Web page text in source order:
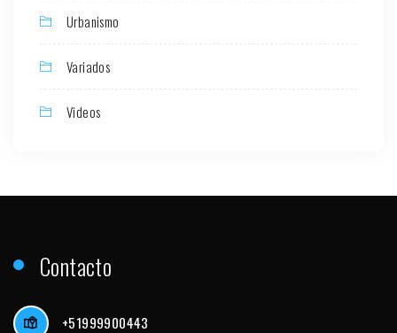
Urbanismo
Variados
Videos
Contacto
+51999900443